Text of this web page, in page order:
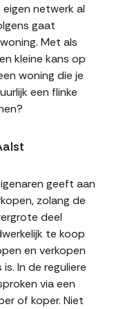
netwerk al
gaat
Met als
kleine kans op
woning die je
een flinke
geeft aan
zolang de
deel
te koop
en verkopen
In de reguliere
via een
of koper. Niet